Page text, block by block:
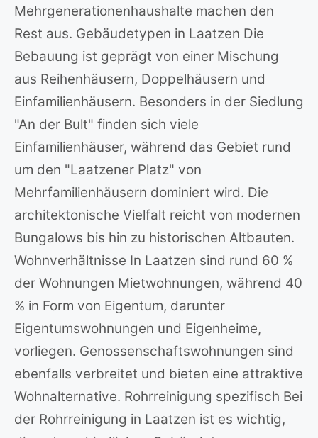
Mehrgenerationenhaushalte machen den
Rest aus. Gebäudetypen in Laatzen Die
Bebauung ist geprägt von einer Mischung
aus Reihenhäusern, Doppelhäusern und
Einfamilienhäusern. Besonders in der Siedlung
"An der Bult" finden sich viele
Einfamilienhäuser, während das Gebiet rund
um den "Laatzener Platz" von
Mehrfamilienhäusern dominiert wird. Die
architektonische Vielfalt reicht von modernen
Bungalows bis hin zu historischen Altbauten.
Wohnverhältnisse In Laatzen sind rund 60 %
der Wohnungen Mietwohnungen, während 40
% in Form von Eigentum, darunter
Eigentumswohnungen und Eigenheime,
vorliegen. Genossenschaftswohnungen sind
ebenfalls verbreitet und bieten eine attraktive
Wohnalternative. Rohrreinigung spezifisch Bei
der Rohrreinigung in Laatzen ist es wichtig,